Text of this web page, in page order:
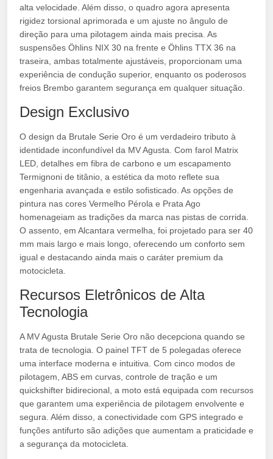
alta velocidade. Além disso, o quadro agora apresenta
rigidez torsional aprimorada e um ajuste no ângulo de
direção para uma pilotagem ainda mais precisa. As
suspensões Öhlins NIX 30 na frente e Öhlins TTX 36 na
traseira, ambas totalmente ajustáveis, proporcionam uma
experiência de condução superior, enquanto os poderosos
freios Brembo garantem segurança em qualquer situação.
Design Exclusivo
O design da Brutale Serie Oro é um verdadeiro tributo à
identidade inconfundível da MV Agusta. Com farol Matrix
LED, detalhes em fibra de carbono e um escapamento
Termignoni de titânio, a estética da moto reflete sua
engenharia avançada e estilo sofisticado. As opções de
pintura nas cores Vermelho Pérola e Prata Ago
homenageiam as tradições da marca nas pistas de corrida.
O assento, em Alcantara vermelha, foi projetado para ser 40
mm mais largo e mais longo, oferecendo um conforto sem
igual e destacando ainda mais o caráter premium da
motocicleta.
Recursos Eletrônicos de Alta
Tecnologia
A MV Agusta Brutale Serie Oro não decepciona quando se
trata de tecnologia. O painel TFT de 5 polegadas oferece
uma interface moderna e intuitiva. Com cinco modos de
pilotagem, ABS em curvas, controle de tração e um
quickshifter bidirecional, a moto está equipada com recursos
que garantem uma experiência de pilotagem envolvente e
segura. Além disso, a conectividade com GPS integrado e
funções antifurto são adições que aumentam a praticidade e
a segurança da motocicleta.